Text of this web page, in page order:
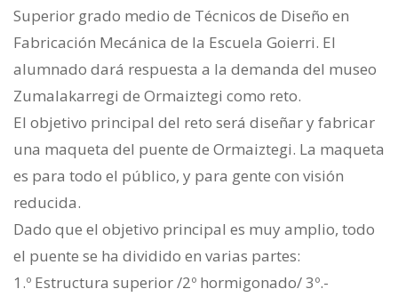
Superior grado medio de Técnicos de Diseño en
Fabricación Mecánica de la Escuela Goierri. El
alumnado dará respuesta a la demanda del museo
Zumalakarregi de Ormaiztegi como reto.
El objetivo principal del reto será diseñar y fabricar
una maqueta del puente de Ormaiztegi. La maqueta
es para todo el público, y para gente con visión
reducida.
Dado que el objetivo principal es muy amplio, todo
el puente se ha dividido en varias partes:
1.º Estructura superior /2º hormigonado/ 3º.-